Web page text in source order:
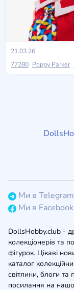
21.03.26
77280 Poppy Parker
Ми в Telegram
Ми в Facebook
DollsHobby.club -
колекціонерів та
фігурок. Цікаві
каталог
світлини, блоги та
посилання на